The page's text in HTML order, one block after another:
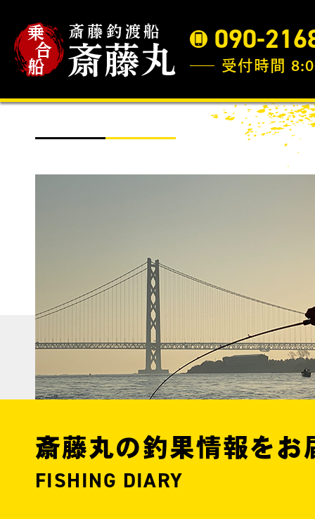
090-
受付時間
斎藤丸の釣果情報をお
FISHING DIARY